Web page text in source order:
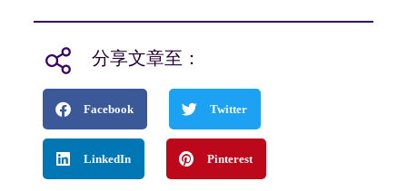
分享文章至：
Facebook Twitter
LinkedIn Pinterest